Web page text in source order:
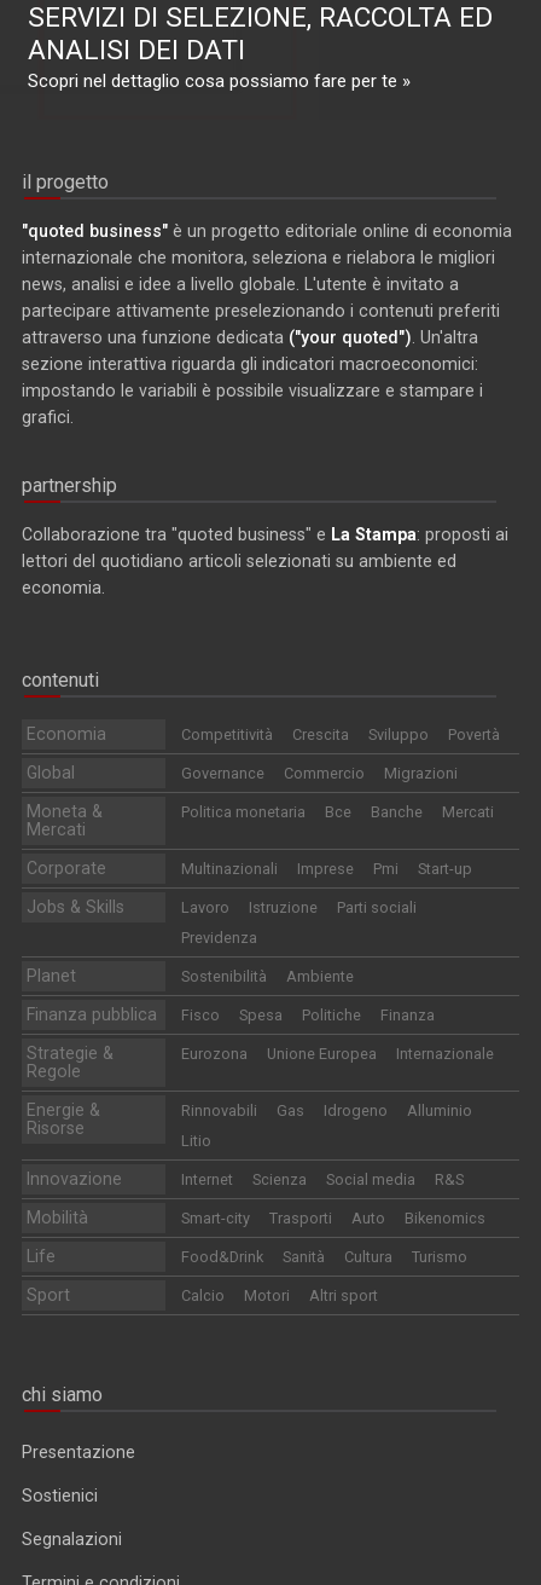
SERVIZI DI SELEZIONE, RACCOLTA ED
ANALISI DEI DATI
Scopri nel dettaglio cosa possiamo fare per te »
il progetto
"quoted business" è un progetto editoriale online di economia
internazionale che monitora, seleziona e rielabora le migliori
news, analisi e idee a livello globale. L'utente è invitato a
partecipare attivamente preselezionando i contenuti preferiti
attraverso una funzione dedicata ("your quoted") . Un'altra
sezione interattiva riguarda gli indicatori macroeconomici:
impostando le variabili è possibile visualizzare e stampare i
grafici.
partnership
Collaborazione tra "quoted business" e La Stampa: proposti ai
lettori del quotidiano articoli selezionati su ambiente ed
economia.
contenuti
Economia Competitività Crescita Sviluppo Povertà
Global Governance Commercio Migrazioni
Moneta &
Mercati
Politica monetaria Bce Banche Mercati
Corporate Multinazionali Imprese Pmi Start-up
Jobs & Skills Lavoro Istruzione
Parti sociali
Previdenza
Planet Sostenibilità Ambiente
Finanza pubblica Fisco Spesa Politiche Finanza
Strategie &
Regole
Eurozona Unione Europea Internazionale
Energie &
Risorse
Rinnovabili Gas Idrogeno
Alluminio
Litio
Innovazione Internet Scienza Social media R&S
Mobilità Smart-city Trasporti Auto Bikenomics
Life Food&Drink Sanità Cultura Turismo
Sport Calcio Motori Altri sport
chi siamo
Presentazione
Sostienici
Segnalazioni